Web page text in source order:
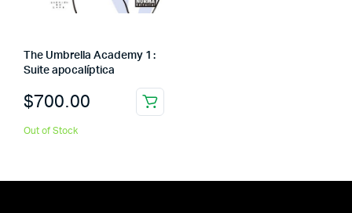
The Umbrella Academy 1 :
Suite apocalíptica
$700.00
Out of Stock